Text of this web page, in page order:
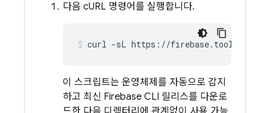
다음 cURL 명령어를 실행합니다.
curl -sL https://firebase.tools |
이 스크립트는 운영체제를 자동으로 감지
하고 최신 Firebase CLI 릴리스를 다운로